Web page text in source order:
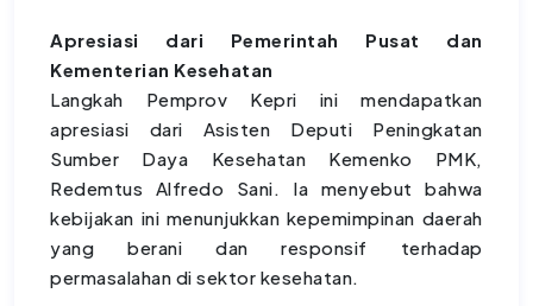
Apresiasi dari Pemerintah Pusat dan
Kementerian Kesehatan
Langkah Pemprov Kepri ini mendapatkan
apresiasi dari Asisten Deputi Peningkatan
Sumber Daya Kesehatan Kemenko PMK,
Redemtus Alfredo Sani. Ia menyebut bahwa
kebijakan ini menunjukkan kepemimpinan daerah
yang berani dan responsif terhadap
permasalahan di sektor kesehatan.